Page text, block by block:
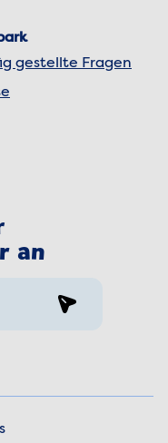
gestellte Fragen
an